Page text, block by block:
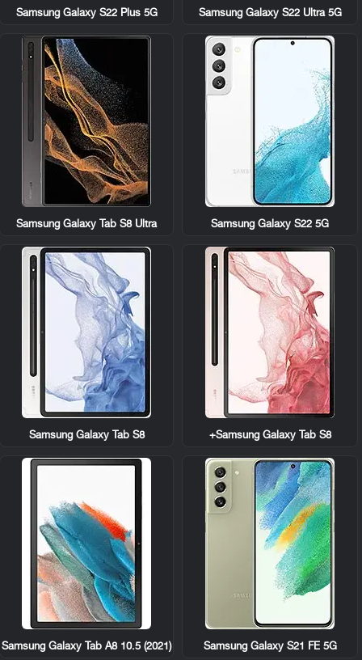
Samsung Galaxy S22 Ultra 5G
Samsung Galaxy S22 Plus 5G
Samsung Galaxy S22 5G
Samsung Galaxy Tab S8 Ultra
Samsung Galaxy Tab S8+
Samsung Galaxy Tab S8
Samsung Galaxy S21 FE 5G
Samsung Galaxy Tab A8 10.5 (2021)